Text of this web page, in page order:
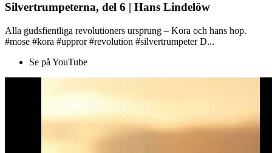
Silvertrumpeterna, del 6 | Hans Lindelöw
Alla gudsfientliga revolutioners ursprung – Kora och hans hop.
#mose #kora #uppror #revolution #silvertrumpeter D...
Se på YouTube